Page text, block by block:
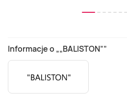
Informacje o „„BALISTON””